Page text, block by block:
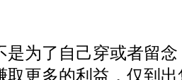
为了自己穿或者留念
取更多的利益，仅到